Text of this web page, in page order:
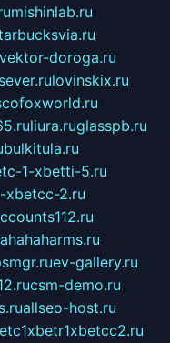
mishinlab.ru
vektor-doroga.ru
lovinskix.ru
liura.ruglasspb.ru
bulkitula.ru
1-xbetti-5.ru
xbetcc-2.ru
ev-gallery.ru
csm-demo.ru
allseo-host.ru